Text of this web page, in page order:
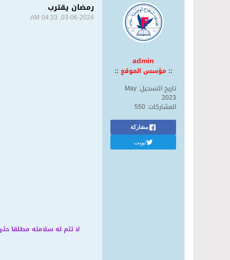
admin
:: مؤسس الموقع ::
تاريخ التسجيل: May
2023
المشاركات: 550
مشاركة
تويت
رمضان يقترب
03-06-2024, 04:33 AM
لا تتم له سلامته مطلقا